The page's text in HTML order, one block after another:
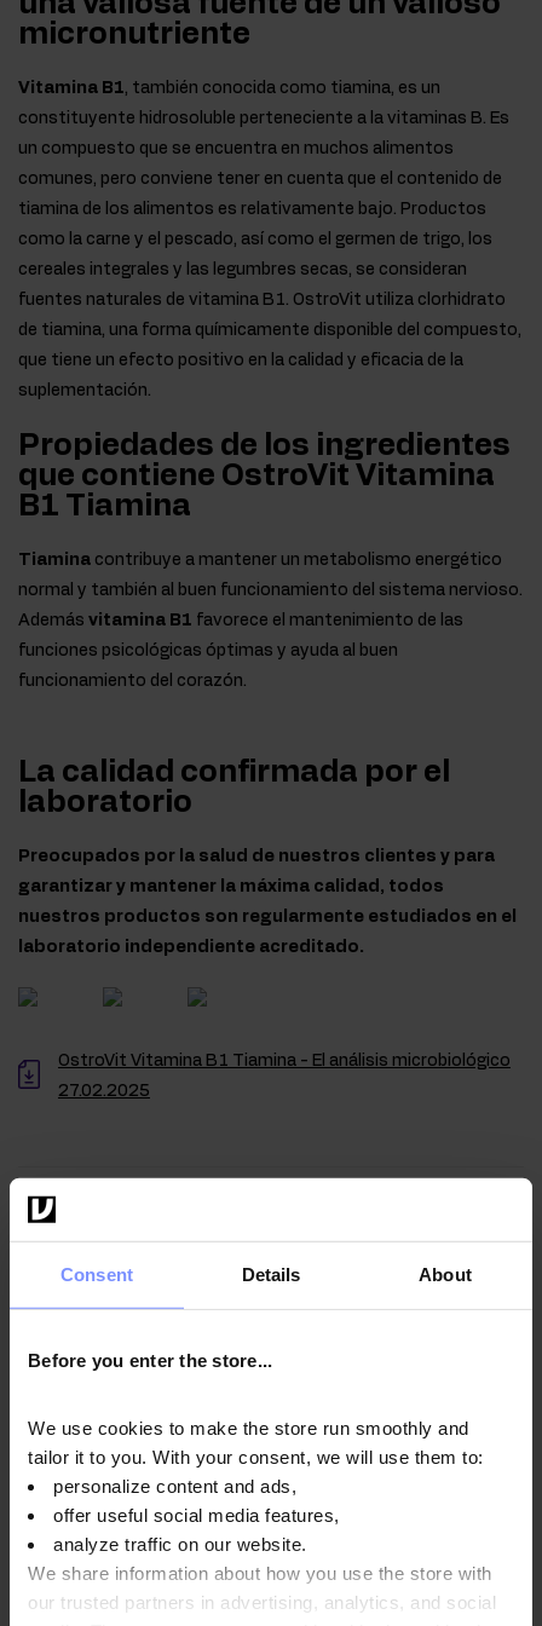
Consent Details About
Before you enter the store...
We use cookies to make the store run smoothly and
tailor it to you. With your consent, we will use them to:
personalize content and ads,
offer useful social media features,
analyze traffic on our website.
We share information about how you use the store with
our trusted partners in advertising, analytics, and social
micronutriente
Vitamina B1, también conocida como tiamina, es un
constituyente hidrosoluble perteneciente a la vitaminas B. Es
un compuesto que se encuentra en muchos alimentos
comunes, pero conviene tener en cuenta que el contenido de
tiamina de los alimentos es relativamente bajo. Productos
como la carne y el pescado, así como el germen de trigo, los
cereales integrales y las legumbres secas, se consideran
fuentes naturales de vitamina B1. OstroVit utiliza clorhidrato
de tiamina, una forma químicamente disponible del compuesto,
que tiene un efecto positivo en la calidad y eficacia de la
suplementación.
Propiedades de los ingredientes
que contiene OstroVit Vitamina
B1 Tiamina
Tiamina contribuye a mantener un metabolismo energético
normal y también al buen funcionamiento del sistema nervioso.
Además vitamina B1 favorece el mantenimiento de las
funciones psicológicas óptimas y ayuda al buen
funcionamiento del corazón.
La calidad confirmada por el
laboratorio
Preocupados por la salud de nuestros clientes y para
garantizar y mantener la máxima calidad, todos
nuestros productos son regularmente estudiados en el
laboratorio independiente acreditado.
OstroVit Vitamina B1 Tiamina - El análisis microbiológico
27.02.2025
Instrucciones de uso
Parámetros
Fabricante